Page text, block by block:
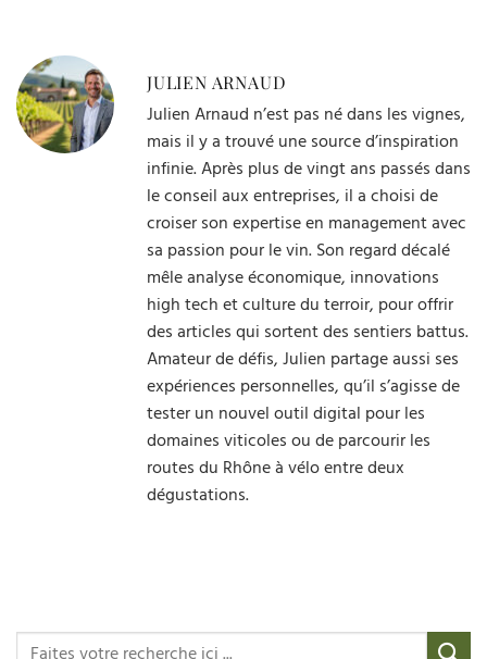
JULIEN ARNAUD
Julien Arnaud n’est pas né dans les vignes,
mais il y a trouvé une source d’inspiration
infinie. Après plus de vingt ans passés dans
le conseil aux entreprises, il a choisi de
croiser son expertise en management avec
sa passion pour le vin. Son regard décalé
mêle analyse économique, innovations
high tech et culture du terroir, pour offrir
des articles qui sortent des sentiers battus.
Amateur de défis, Julien partage aussi ses
expériences personnelles, qu’il s’agisse de
tester un nouvel outil digital pour les
domaines viticoles ou de parcourir les
routes du Rhône à vélo entre deux
dégustations.